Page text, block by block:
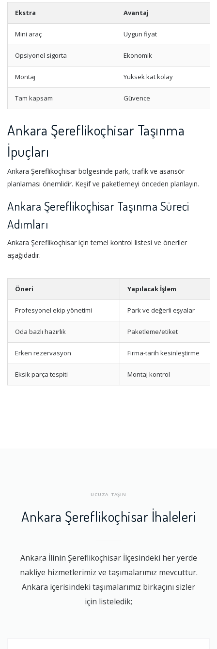
Ekstra Avantaj
Mini araç Uygun fiyat
Opsiyonel sigorta Ekonomik
Montaj Yüksek kat kolay
Tam kapsam Güvence
Ankara Şereflikoçhisar Taşınma
İpuçları
Ankara Şereflikoçhisar bölgesinde park, trafik ve asansör
planlaması önemlidir. Keşif ve paketlemeyi önceden planlayın.
Ankara Şereflikoçhisar Taşınma Süreci
Adımları
Ankara Şereflikoçhisar için temel kontrol listesi ve öneriler
aşağıdadır.
Öneri Yapılacak İşlem
Profesyonel ekip yönetimi Park ve değerli eşyalar
Oda bazlı hazırlık Paketleme/etiket
Erken rezervasyon Firma-tarih kesinleştirme
Eksik parça tespiti Montaj kontrol
UCUZA TAŞIN
Ankara Şereflikoçhisar İhaleleri
Ankara İlinin Şereflikoçhisar İlçesindeki her yerde
nakliye hizmetlerimiz ve taşımalarımız mevcuttur.
Ankara içerisindeki taşımalarımız birkaçını sizler
için listeledik;